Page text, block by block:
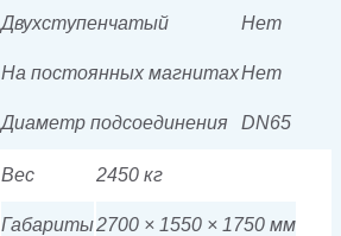
Двухступенчатый Нет
На постоянных магнитахНет
Диаметр подсоединения DN65
Вес 2450 кг
Габариты2700 × 1550 × 1750 мм